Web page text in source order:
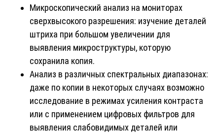
Микроскопический анализ на мониторах
сверхвысокого разрешения: изучение деталей
штриха при большом увеличении для
выявления микроструктуры, которую
сохранила копия.
Анализ в различных спектральных диапазонах:
даже по копии в некоторых случаях возможно
исследование в режимах усиления контраста
или с применением цифровых фильтров для
выявления слабовидимых деталей или